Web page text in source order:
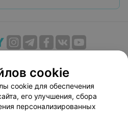
Публичный договор
Способы оплаты
Партнеры
cookie
cookie для обеспечения
его улучшения, сбора
персонализированных